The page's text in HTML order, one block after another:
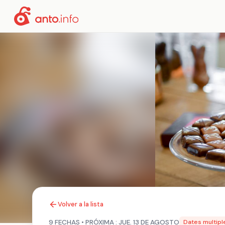
Volver a la lista
9 FECHAS • PRÓXIMA : JUE. 13 DE AGOSTO Dates